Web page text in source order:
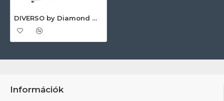
DIVERSO by Diamond WR-BVL3-FF Ipari hűtőláda
Információk